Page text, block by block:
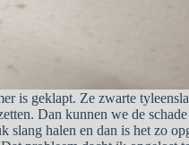
is geklapt. Ze zwarte
Dan kunnen we de
slang halen en dan is het zo